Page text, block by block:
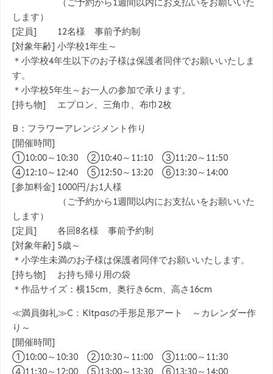
（ご予約から1週間以内にお支払いをお願いいた
します）
[定員] 12名様 事前予約制
[対象年齢] 小学校1年生～
＊小学校4年生以下のお子様は保護者同伴でお願いいたしま
す。
＊小学校5年生～お一人の参加で承ります。
[持ち物] エプロン、三角巾、布巾2枚
B：フラワーアレンジメント作り
[開催時間]
①10:00～10:30 ②10:40～11:10 ③11:20～11:50
④12:10～12:40 ⑤12:50～13:20 ⑥13:30～14:00
[参加料金] 1000円/お1人様
（ご予約から1週間以内にお支払いをお願いいた
します）
[定員] 各回8名様 事前予約制
[対象年齢] 5歳～
＊小学生未満のお子様は保護者同伴でお願いいたします。
[持ち物] お持ち帰り用の袋
＊作品サイズ：横15cm、奥行き6cm、高さ16cm
≪満員御礼≫C：Kitpasの手形足形アート ～カレンダー作
り～
[開催時間]
①10:00～10:30 ②10:30～11:00 ③11:00～11:30
④11:30～12:00 ⑤13:00～13:30 ⑥13:30～14:00